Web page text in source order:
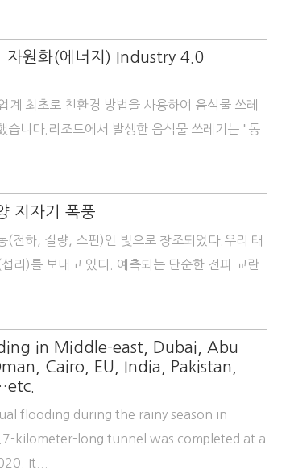
자원화(에너지) Industry 4.0
최초로 친환경 방법을 사용하여 음식물 쓰레
습니다.리조트에서 발생한 음식물 쓰레기는 "동
지자기 폭풍
(전하, 질량, 스핀)인 빛으로 창조되었다.우리 태
리)를 보내고 있다. 예측되는 단순한 전파 교란
in Middle-east, Dubai, Abu
Cairo, EU, India, Pakistan,
flooding during the rainy season in
kilometer-long tunnel was completed at a
It...